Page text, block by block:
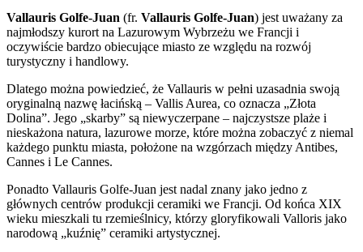
Vallauris Golfe-Juan (fr. Vallauris Golfe-Juan) jest uważany za
najmłodszy kurort na Lazurowym Wybrzeżu we Francji i
oczywiście bardzo obiecujące miasto ze względu na rozwój
turystyczny i handlowy.
Dlatego można powiedzieć, że Vallauris w pełni uzasadnia swoją
oryginalną nazwę łacińską – Vallis Aurea, co oznacza „Złota
Dolina”. Jego „skarby” są niewyczerpane – najczystsze plaże i
nieskażona natura, lazurowe morze, które można zobaczyć z niemal
każdego punktu miasta, położone na wzgórzach między Antibes,
Cannes i Le Cannes.
Ponadto Vallauris Golfe-Juan jest nadal znany jako jedno z
głównych centrów produkcji ceramiki we Francji. Od końca XIX
wieku mieszkali tu rzemieślnicy, którzy gloryfikowali Valloris jako
narodową „kuźnię” ceramiki artystycznej.